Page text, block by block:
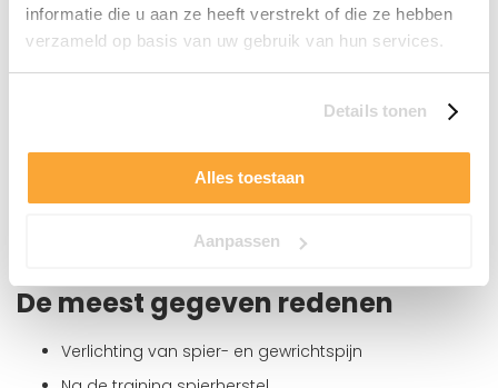
informatie die u aan ze heeft verstrekt of die ze hebben
verzameld op basis van uw gebruik van hun services.
Details tonen
Alles toestaan
Aanpassen
hoogwaardige infraroodstralers van Infraheat™. De
stralers zijn getest op 20.000 branduren. Dit komt overeen
met ca. 40.000 sessies. Met SuperSauna® krijgt u
levenslange garantie op deze kwaliteits infraroodstralers.
De belangrijkste vraag die je jezelf moet stellen is: waarom
Deze reden bepaalt welk type infraroodstralers en cabine
De meest gegeven redenen
Verlichting van spier- en gewrichtspijn